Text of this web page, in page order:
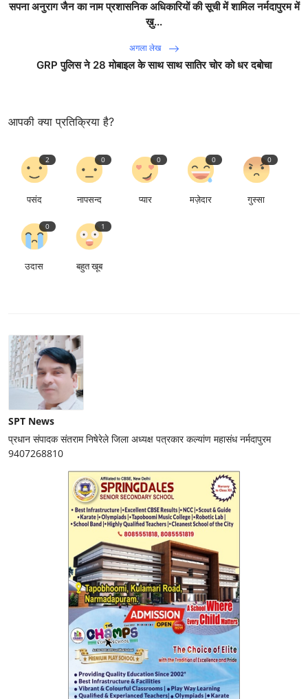
सपना अनुराग जैन का नाम प्रशासनिक अधिकारियों की सूची में शामिल नर्मदापुरम में
ख़ु...
अगला लेख
GRP पुलिस ने 28 मोबाइल के साथ साथ सातिर चोर को धर दबोचा
आपकी क्या प्रतिक्रिया है?
2
पसंद
0
नापसन्द
0
प्यार
0
मज़ेदार
0
गुस्सा
0
उदास
1
बहुत खूब
SPT News
प्रधान संपादक संतराम निषेरेले जिला अध्यक्ष पत्रकार कल्यांण महासंध नर्मदापुरम
9407268810